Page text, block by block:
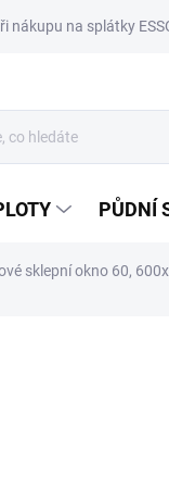
nákupu na splátky
PŮDNÍ
sklepní okno 60,